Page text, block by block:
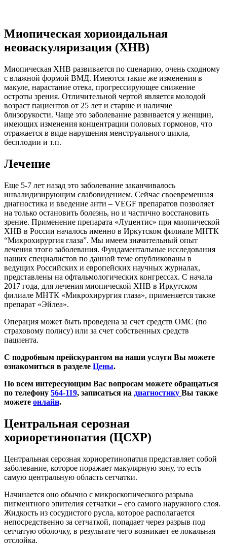
Миопическая хориоидальная
неоваскуляризация (ХНВ)
Миопическая ХНВ развивается по сценарию, очень сходному
с влажной формой ВМД. Имеются такие же изменения в
макуле, нарастание отека, прогрессирующее снижение
остроты зрения. Отличительной чертой является молодой
возраст пациентов от 25 лет и старше и наличие
близорукости. Чаще это заболевание развивается у женщин,
имеющих изменения концентрации половых гормонов, что
отражается в виде нарушения менструального цикла,
бесплодии и т.п.
Лечение
Еще 5-7 лет назад это заболевание заканчивалось
инвалидизирующим слабовидением. Сейчас своевременная
диагностика и введение анти – VEGF препаратов позволяет
на только остановить болезнь, но и частично восстановить
зрение. Применение препарата «Луцентис» при миопической
ХНВ в России началось именно в Иркутском филиале МНТК
“Микрохирургия глаза”. Мы имеем значительный опыт
лечения этого заболевания. Фундаментальные исследования
наших специалистов по данной теме опубликованы в
ведущих Российских и европейских научных журналах,
представлены на офтальмологических конгрессах. С начала
2017 года, для лечения миопической ХНВ в Иркутском
филиале МНТК «Микрохирургия глаза», применяется также
препарат «Эйлеа».
Операция может быть проведена за счет средств ОМС (по
страховому полису) или за счет собственных средств
пациента.
С подробным прейскурантом на наши услуги Вы можете
ознакомиться в разделе Цены.
По всем интересующим Вас вопросам можете обращаться
по телефону 564-119, записаться на диагностику Вы также
можете онлайн.
Центральная серозная
хориоретинопатия (ЦСХР)
Центральная серозная хориоретинопатия представляет собой
заболевание, которое поражает макулярную зону, то есть
самую центральную область сетчатки.
Начинается оно обычно с микроскопического разрыва
пигментного эпителия сетчатки – его самого наружного слоя.
Жидкость из сосудистого русла, которое располагается
непосредственно за сетчаткой, попадает через разрыв под
сетчатую оболочку, в результате чего возникает ее локальная
отслойка.